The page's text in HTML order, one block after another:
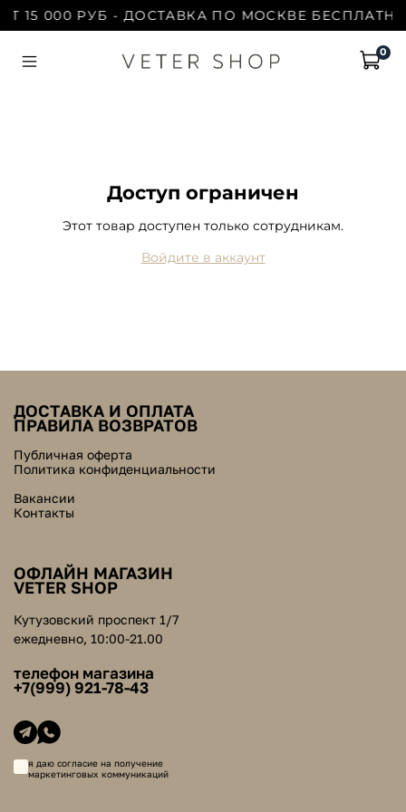
15 000 РУБ - ДОСТАВКА ПО МОСКВЕ
0
Доступ ограничен
Этот товар доступен только сотрудникам.
Войдите в аккаунт
ДОСТАВКА И ОПЛАТА
ПРАВИЛА ВОЗВРАТОВ
Публичная оферта
Политика конфиденциальности
Вакансии
Контакты
ОФЛАЙН МАГАЗИН
VETER SHOP
Кутузовский проспект 1/7
ежедневно, 10:00-21.00
телефон магазина
+7(999) 921-78-43
я даю согласие на получение
маркетинговых коммуникаций